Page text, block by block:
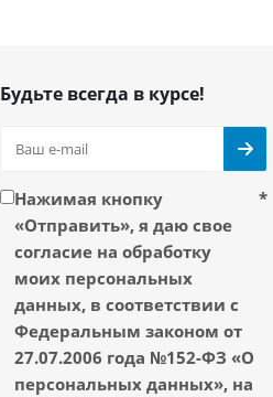
Будьте всегда в курсе!
Нажимая кнопку
«Отправить», я даю свое
согласие на обработку
моих персональных
данных, в соответствии с
Федеральным законом от
27.07.2006 года №152-ФЗ «О
персональных данных», на
*